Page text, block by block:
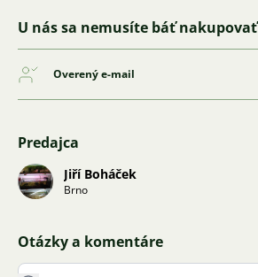
U nás sa nemusíte báť nakupovať
Overený e-mail
Predajca
Jiří Boháček
Brno
Otázky a komentáre